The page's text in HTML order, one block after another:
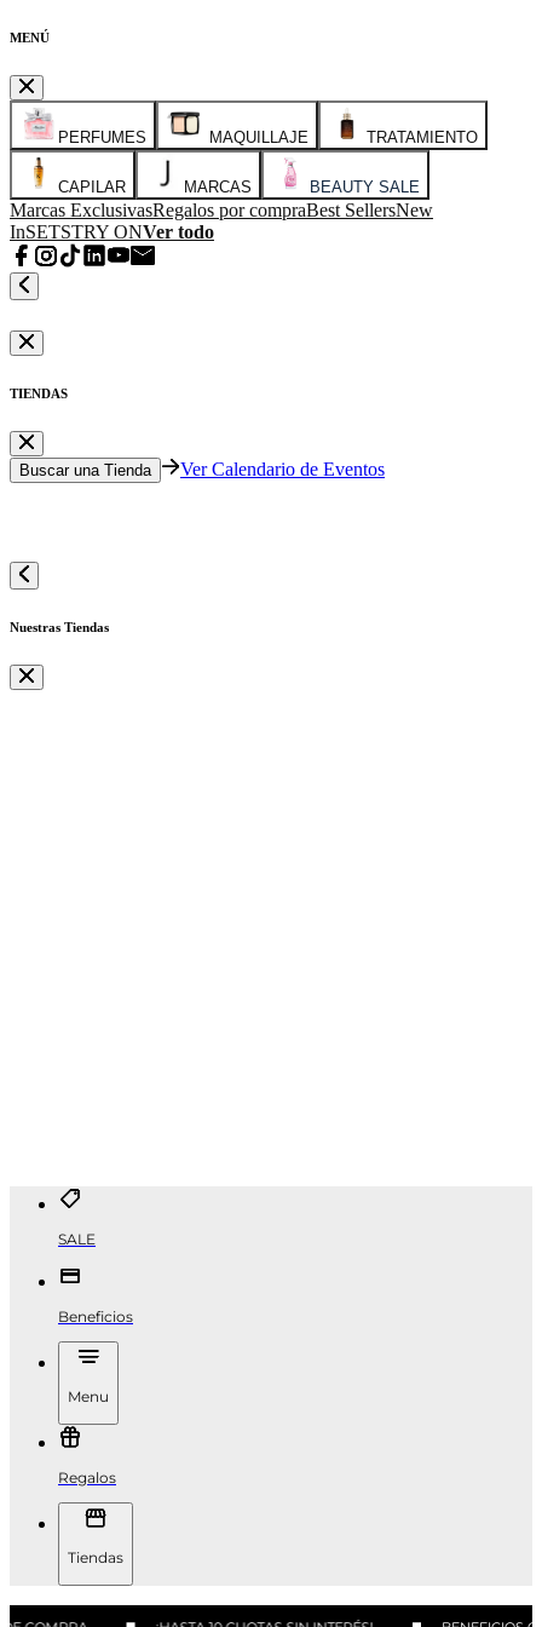
MENÚ
PERFUMES MAQUILLAJE TRATAMIENTO
CAPILAR MARCAS BEAUTY SALE
Marcas ExclusivasRegalos por compraBest SellersNew
InSETSTRY ONVer todo
TIENDAS
Buscar una Tienda Ver Calendario de Eventos
Nuestras Tiendas
SALE
Beneficios
Menu
Regalos
Tiendas